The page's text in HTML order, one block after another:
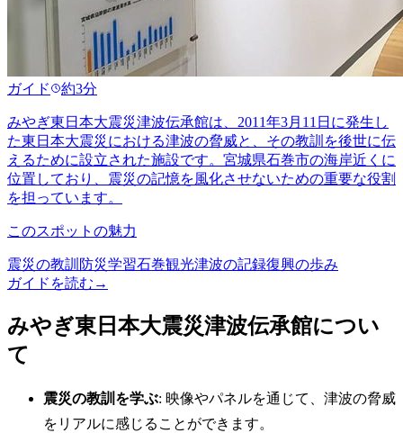
ガイド 約3分
みやぎ東日本大震災津波伝承館は、2011年3月11日に発生し
た東日本大震災における津波の脅威と、その教訓を後世に伝
えるために設立された施設です。宮城県石巻市の海岸近くに
位置しており、震災の記憶を風化させないための重要な役割
を担っています。
このスポットの魅力
震災の教訓 防災学習石巻観光津波の記録復興の歩み
ガイドを読む →
みやぎ東日本大震災津波伝承館につい
て
震災の教訓を学ぶ: 映像やパネルを通じて、津波の脅威
をリアルに感じることができます。